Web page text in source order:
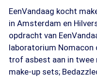
EenVandaag kocht
in Amsterdam en
opdracht van
laboratorium
trof asbest aan in twee
make-up sets;